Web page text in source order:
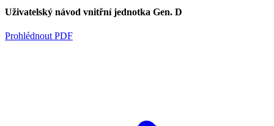
Uživatelský návod vnitřní jednotka Gen. D
Prohlédnout PDF